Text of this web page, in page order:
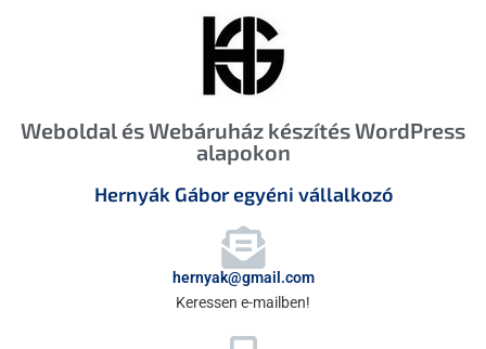
Weboldal és Webáruház készítés WordPress
alapokon
Hernyák Gábor egyéni vállalkozó
hernyak@gmail.com
Keressen e-mailben!